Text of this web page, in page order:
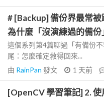
# [Backup] 備份界最常
為什麼「沒演練過的備
這個系列第4篇聊過「有備份
尾：怎麼確定救得回來...
由 RainPan 發文 1 天前
[OpenCV 學習筆記] 2.